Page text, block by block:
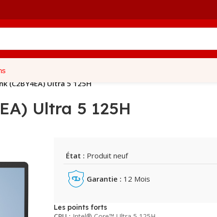
(C2BY4EA) Ultra 5 125H
Ultra 5 125H
État : Produit neuf
Garantie : 12 Mois
Les points forts